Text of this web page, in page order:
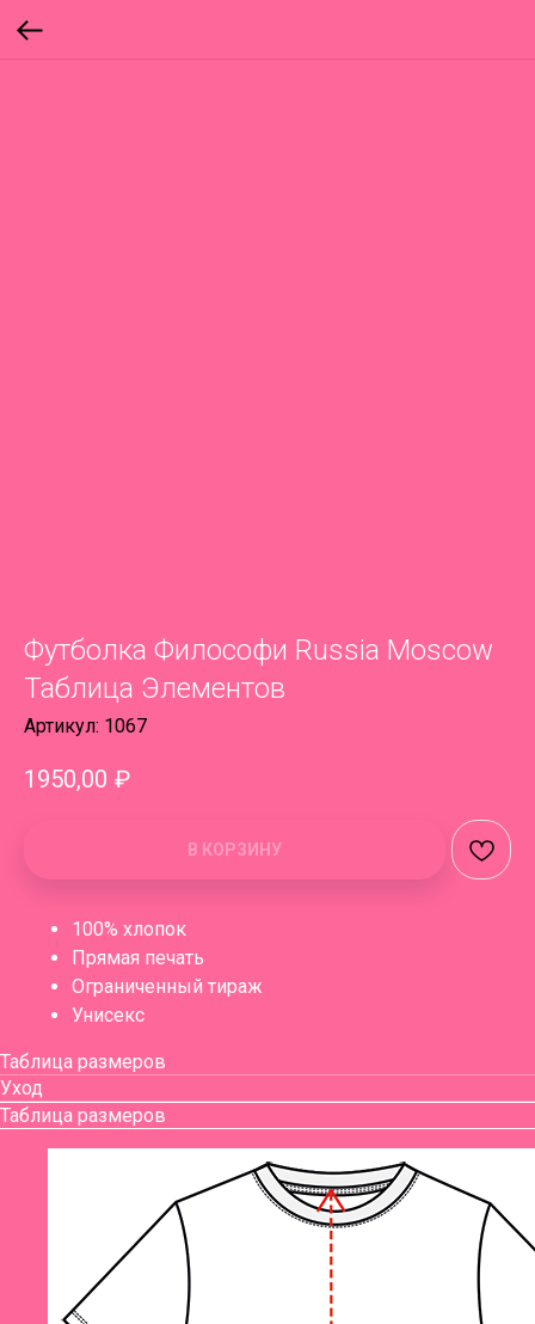
Футболка Философи Russia Moscow
Таблица Элементов
Артикул: 1067
1950,00 ₽
В КОРЗИНУ
100% хлопок
Прямая печать
Ограниченный тираж
Унисекс
Таблица размеров
Уход
Таблица размеров